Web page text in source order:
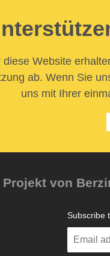
diese Website
ab. Wenn Sie
uns mit Ihrer
von
Subscribe
Enter